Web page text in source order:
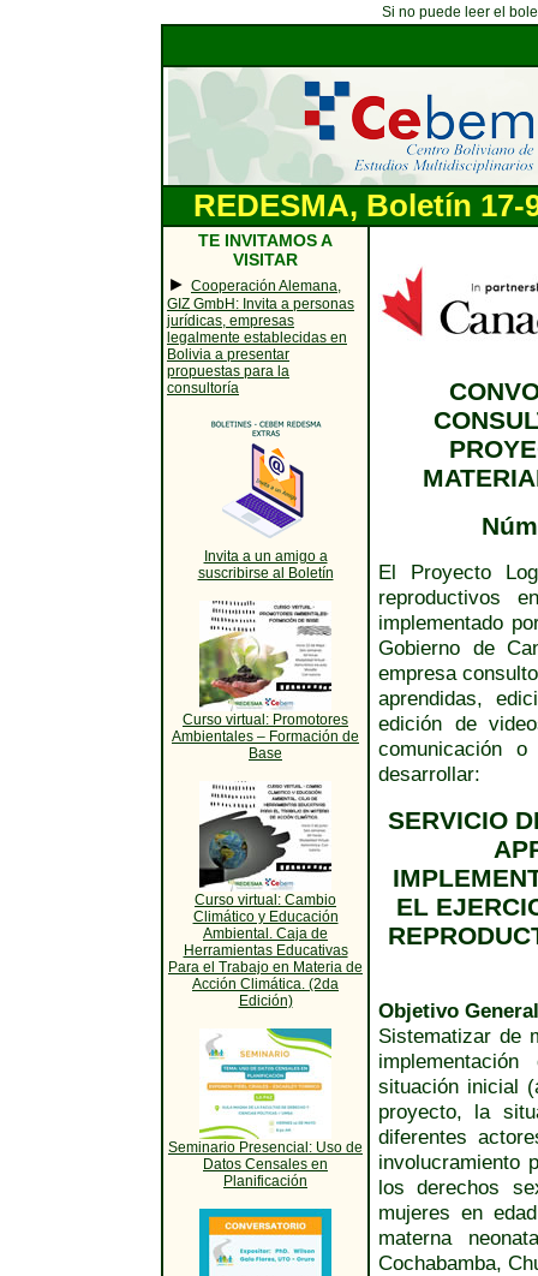
Si no puede leer el
REDESMA, Boletín 17-
TE INVITAMOS A
VISITAR
► Cooperación Alemana,
GIZ GmbH: Invita a personas
jurídicas, empresas
legalmente establecidas en
Bolivia a presentar
propuestas para la
consultoría
Invita a un amigo a
suscribirse al Boletín
Curso virtual: Promotores
Ambientales – Formación de
Base
Curso virtual: Cambio
Climático y Educación
Ambiental. Caja de
Herramientas Educativas
Para el Trabajo en Materia de
Acción Climática. (2da
Edición)
Seminario Presencial: Uso de
Datos Censales en
Planificación
El Proyecto
reproductivos
implementado
Gobierno de
empresa
aprendidas,
edición de
comunicación
desarrollar:
SERVICIO
EL
Objetivo
Sistematizar de
situación inicial
proyecto, la
diferentes
involucramiento
los derechos
mujeres en
materna
Cochabamba,